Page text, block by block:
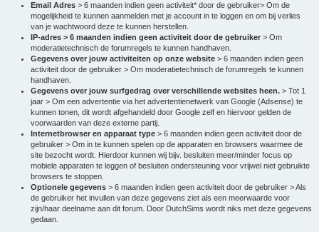
Email Adres > 6 maanden indien geen activiteit* door de gebruiker> Om de
mogelijkheid te kunnen aanmelden met je account in te loggen en om bij verlies
van je wachtwoord deze te kunnen herstellen.
IP-adres > 6 maanden indien geen activiteit door de gebruiker > Om
moderatietechnisch de forumregels te kunnen handhaven.
Gegevens over jouw activiteiten op onze website > 6 maanden indien geen
activiteit door de gebruiker > Om moderatietechnisch de forumregels te kunnen
handhaven.
Gegevens over jouw surfgedrag over verschillende websites heen. > Tot 1
jaar > Om een advertentie via het advertentienetwerk van Google (Adsense) te
kunnen tonen, dit wordt afgehandeld door Google zelf en hiervoor gelden de
voorwaarden van deze externe partij.
Internetbrowser en apparaat type > 6 maanden indien geen activiteit door de
gebruiker > Om in te kunnen spelen op de apparaten en browsers waarmee de
site bezocht wordt. Hierdoor kunnen wij bijv. besluiten meer/minder focus op
mobiele apparaten te leggen of besluiten ondersteuning voor vrijwel niet gebruikte
browsers te stoppen.
Optionele gegevens > 6 maanden indien geen activiteit door de gebruiker > Als
de gebruiker het invullen van deze gegevens ziet als een meerwaarde voor
zijn/haar deelname aan dit forum. Door DutchSims wordt niks met deze gegevens
gedaan.